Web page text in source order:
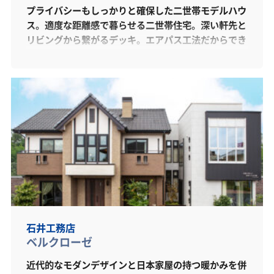
プライバシーもしっかりと確保した二世帯モデルハウ
ス。適度な距離感で暮らせる二世帯住宅。深い軒先と
リビングから繋がるデッキ。エアパス工法だからでき
しを適度に調節。また、エアパス工法だからできる開
放的な吹抜けや自然な心地良さなど、他では味わうこ
とが出来ないものをぜひ体感してください。
石井工務店
ベルクローゼ
近代的なモダンデザインと日本家屋の持つ暖かみを併